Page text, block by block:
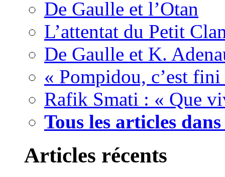
De Gaulle et l’Otan
L’attentat du Petit
De Gaulle et K.
« Pompidou, c’est
Rafik Smati : « Que
Tous les articles
Articles récents